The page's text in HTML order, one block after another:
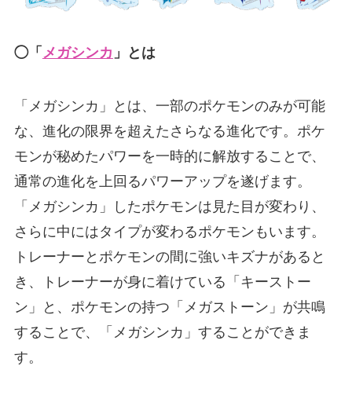
◯「 メガシンカ 」とは
「メガシンカ」とは、一部のポケモンのみが可能
な、進化の限界を超えたさらなる進化です。ポケ
モンが秘めたパワーを一時的に解放することで、
通常の進化を上回るパワーアップを遂げます。
「メガシンカ」したポケモンは見た目が変わり、
さらに中にはタイプが変わるポケモンもいます。
トレーナーとポケモンの間に強いキズナがあると
き、トレーナーが身に着けている「キーストー
ン」と、ポケモンの持つ「メガストーン」が共鳴
することで、「メガシンカ」することができま
す。